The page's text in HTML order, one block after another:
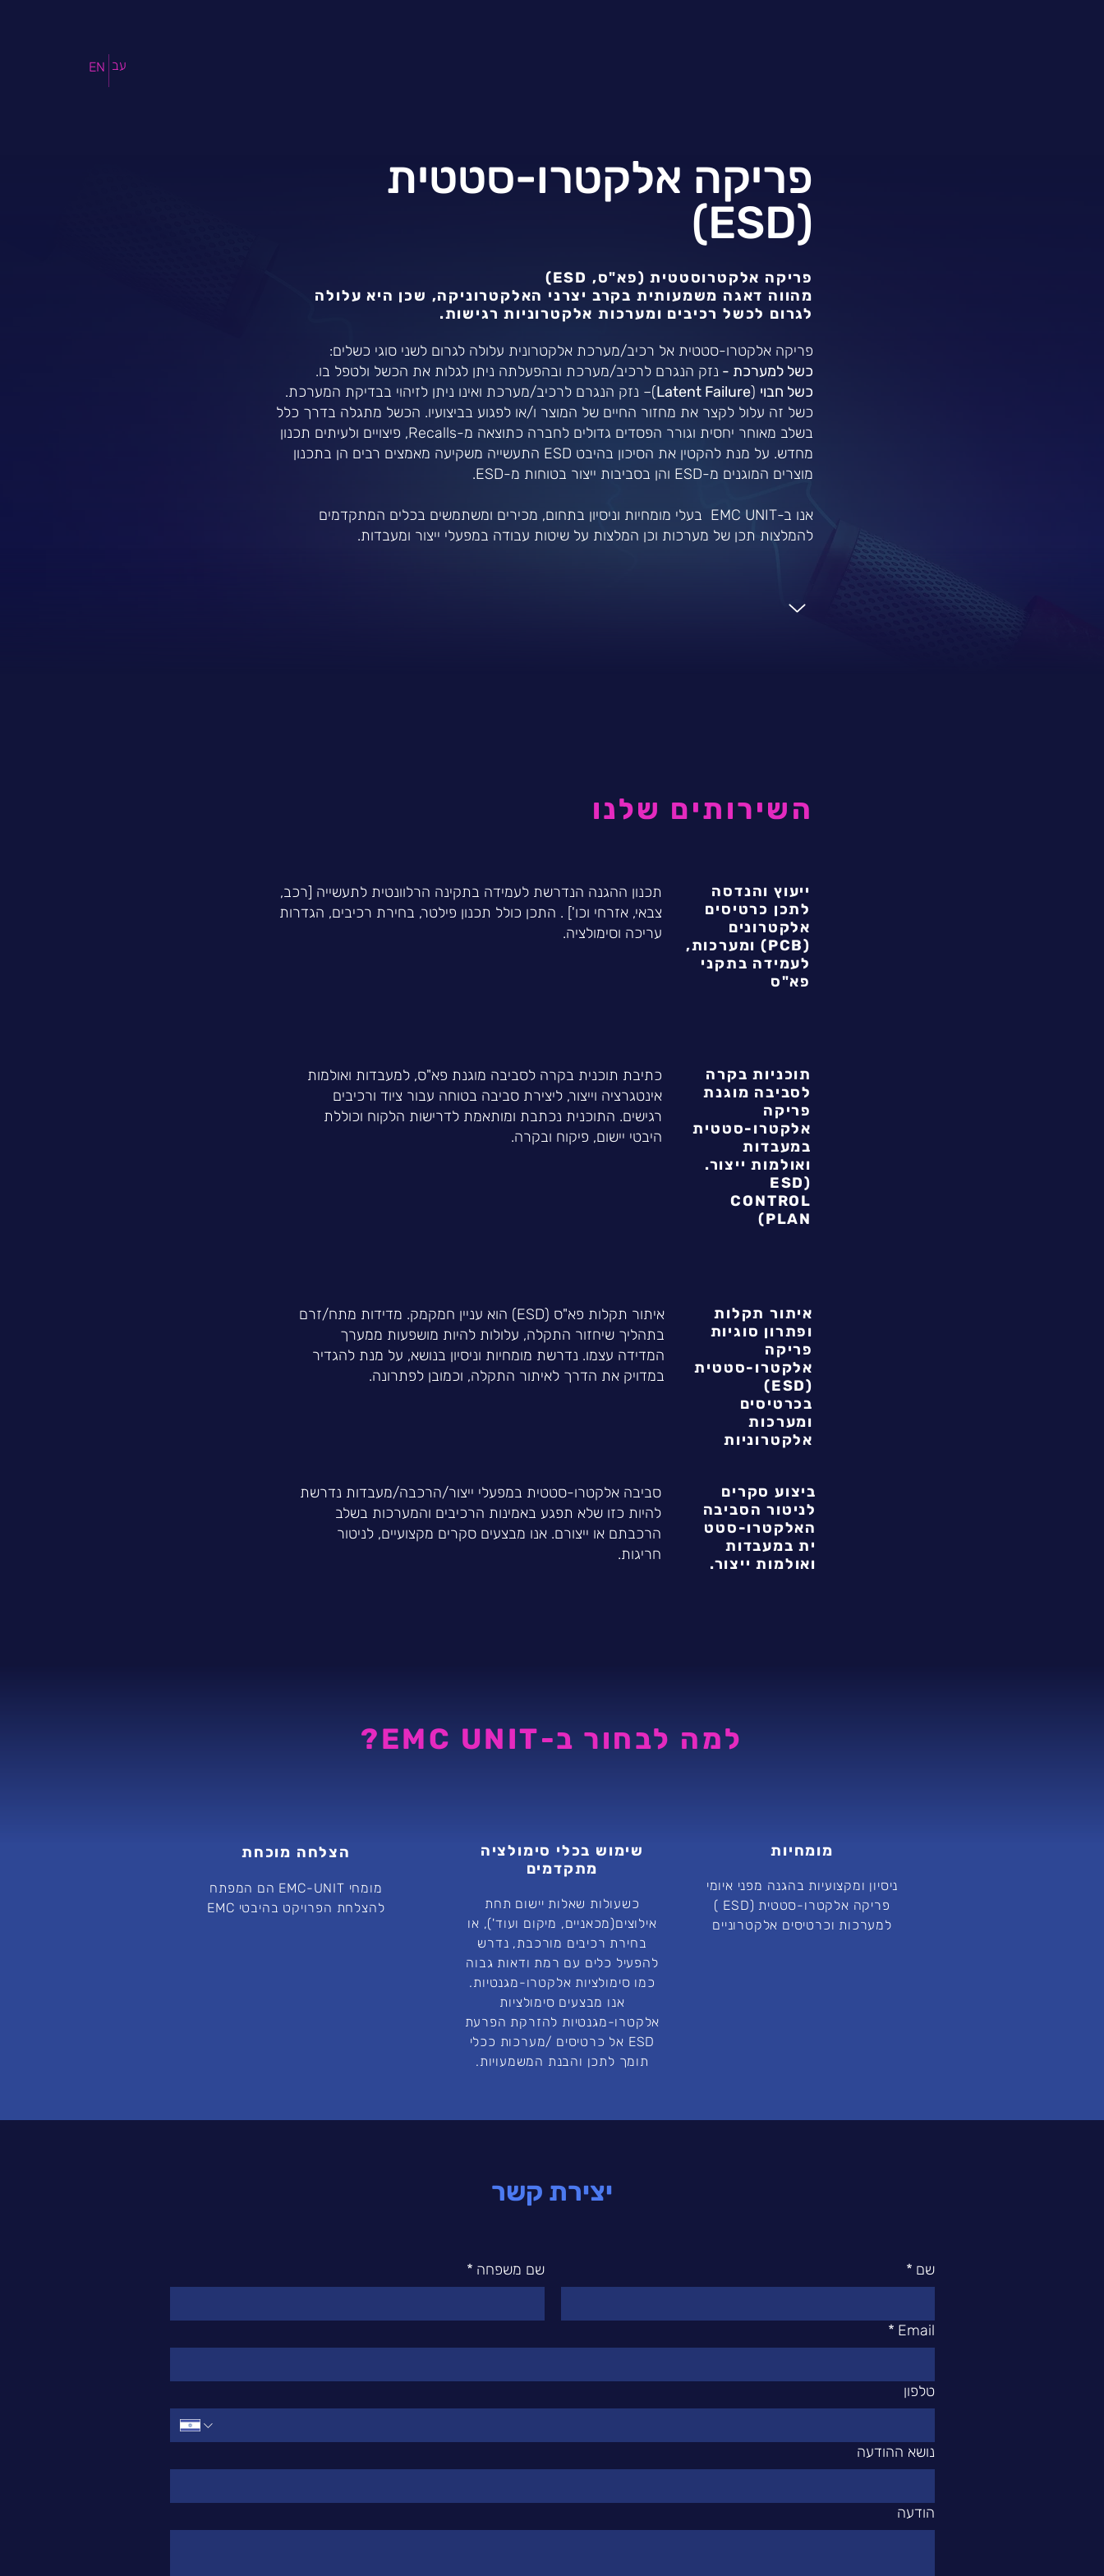
EN עב
פריקה אלקטרו-סטטית
(ESD)
פריקה אלקטרוסטטית (פא"ס, ESD)
מהווה דאגה משמעותית בקרב יצרני האלקטרוניקה, שכן היא עלולה
לגרום לכשל רכיבים ומערכות אלקטרוניות רגישות.
פריקה אלקטרו-סטטית אל רכיב/מערכת אלקטרונית עלולה לגרום לשני סוגי כשלים:
כשל למערכת - נזק הנגרם לרכיב/מערכת ובהפעלתה ניתן לגלות את הכשל ולטפל בו.
כשל חבוי (
Latent Failure)– נזק הנגרם לרכיב/מערכת ואינו ניתן לזיהוי בבדיקת המערכת.
כשל זה עלול לקצר את מחזור החיים של המוצר ו/או לפגוע בביצועיו. הכשל מתגלה בדרך כלל
בשלב מאוחר יחסית וגורר הפסדים גדולים לחברה כתוצאה מ-Recalls, פיצויים ולעיתים תכנון
מחדש. על מנת להקטין את הסיכון בהיבט ESD התעשייה משקיעה מאמצים רבים הן בתכנון
מוצרים המוגנים מ-ESD והן בסביבות ייצור בטוחות מ-ESD.
אנו ב-EMC UNIT בעלי מומחיות וניסיון בתחום, מכירים ומשתמשים בכלים המתקדמים
להמלצות תכן של מערכות וכן המלצות על שיטות עבודה במפעלי ייצור ומעבדות.
השירותים שלנו
תכנון ההגנה הנדרשת לעמידה בתקינה הרלוונטית לתעשייה [רכב,
צבאי, אזרחי וכו'] . התכן כולל תכנון פילטר, בחירת רכיבים, הגדרות
עריכה וסימולציה.
ייעוץ והנדסה
לתכן כרטיסים
אלקטרונים
(PCB) ומערכות,
לעמידה בתקני
פא"ס
כתיבת תוכנית בקרה לסביבה מוגנת פא"ס, למעבדות ואולמות
אינטגרציה וייצור, ליצירת סביבה בטוחה עבור ציוד ורכיבים
רגישים. התוכנית נכתבת ומותאמת לדרישות הלקוח וכוללת
היבטי יישום, פיקוח ובקרה.
תוכניות בקרה
לסביבה מוגנת
פריקה
אלקטרו-סטטית
במעבדות
ואולמות ייצור.
(ESD
CONTROL
PLAN)
איתור תקלות פא"ס (ESD) הוא עניין חמקמק. מדידות מתח/זרם
בתהליך שיחזור התקלה, עלולות להיות מושפעות ממערך
המדידה עצמו. נדרשת מומחיות וניסיון בנושא, על מנת להגדיר
במדויק את הדרך לאיתור התקלה, וכמובן לפתרונה.
איתור תקלות
ופתרון סוגיות
פריקה
אלקטרו-סטטית
(ESD)
בכרטיסים
ומערכות
אלקטרוניות
סביבה אלקטרו-סטטית במפעלי ייצור/הרכבה/מעבדות נדרשת
להיות כזו שלא תפגע באמינות הרכיבים והמערכות בשלב
הרכבתם או ייצורם. אנו מבצעים סקרים מקצועיים, לניטור
חריגות.
ביצוע סקרים
לניטור הסביבה
האלקטרו-סטט
ית במעבדות
ואולמות ייצור.
למה לבחור ב-EMC UNIT?
הצלחה מוכחת
מומחי EMC-UNIT הם המפתח
להצלחת הפרויקט בהיבטי EMC
שימוש בכלי סימולציה
מתקדמים
כשעולות שאלות יישום תחת
אילוצים(מכאניים, מיקום ועוד'), או
בחירת רכיבים מורכבת, נדרש
להפעיל כלים עם רמת ודאות גבוה
כמו סימולציות אלקטרו-מגנטיות.
אנו מבצעים סימולציות
אלקטרו-מגנטיות להזרקת הפרעת
ESD אל כרטיסים /מערכות ככלי
תומך לתכן והבנת המשמעויות.
מומחיות
ניסיון ומקצועיות בהגנה מפני איומי
פריקה אלקטרו-סטטית (ESD )
למערכות וכרטיסים אלקטרוניים
יצירת קשר
שם * שם משפחה *
Email
*
טלפון
נושא ההודעה
הודעה